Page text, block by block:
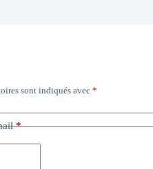
sont indiqués avec *
*